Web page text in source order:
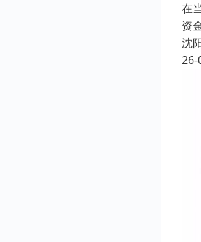
在
资
沈
26-